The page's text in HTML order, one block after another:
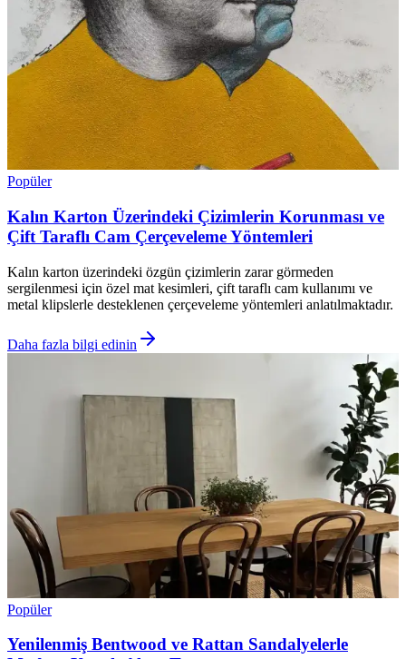
Popüler
Kalın Karton Üzerindeki Çizimlerin Korunması ve
Çift Taraflı Cam Çerçeveleme Yöntemleri
Kalın karton üzerindeki özgün çizimlerin zarar görmeden
sergilenmesi için özel mat kesimleri, çift taraflı cam kullanımı ve
metal klipslerle desteklenen çerçeveleme yöntemleri anlatılmaktadır.
Daha fazla bilgi edinin
Popüler
Yenilenmiş Bentwood ve Rattan Sandalyelerle